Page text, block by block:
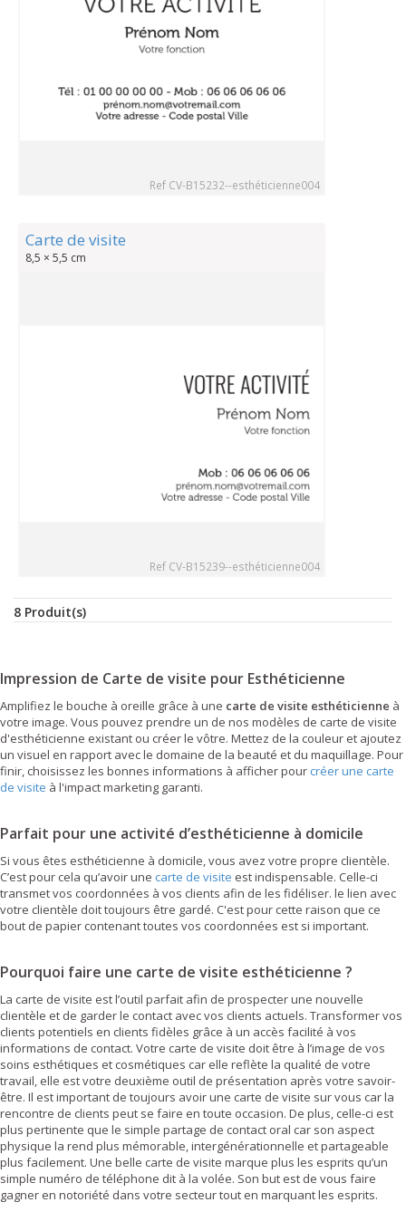
Ref CV-B15232--esthéticienne004
Carte de visite
8,5 × 5,5 cm
Ref CV-B15239--esthéticienne004
8 Produit(s)
Impression de Carte de visite pour Esthéticienne
Amplifiez le bouche à oreille grâce à une carte de visite esthéticienne à
votre image. Vous pouvez prendre un de nos modèles de carte de visite
d'esthéticienne existant ou créer le vôtre. Mettez de la couleur et ajoutez
un visuel en rapport avec le domaine de la beauté et du maquillage. Pour
finir, choisissez les bonnes informations à afficher pour créer une carte
de visite à l'impact marketing garanti.
Parfait pour une activité d’esthéticienne à domicile
Si vous êtes esthéticienne à domicile, vous avez votre propre clientèle.
C’est pour cela qu’avoir une carte de visite est indispensable. Celle-ci
transmet vos coordonnées à vos clients afin de les fidéliser. le lien avec
votre clientèle doit toujours être gardé. C'est pour cette raison que ce
bout de papier contenant toutes vos coordonnées est si important.
Pourquoi faire une carte de visite esthéticienne ?
La carte de visite est l’outil parfait afin de prospecter une nouvelle
clientèle et de garder le contact avec vos clients actuels. Transformer vos
clients potentiels en clients fidèles grâce à un accès facilité à vos
informations de contact. Votre carte de visite doit être à l’image de vos
soins esthétiques et cosmétiques car elle reflète la qualité de votre
travail, elle est votre deuxième outil de présentation après votre savoir-
être. Il est important de toujours avoir une carte de visite sur vous car la
rencontre de clients peut se faire en toute occasion. De plus, celle-ci est
plus pertinente que le simple partage de contact oral car son aspect
physique la rend plus mémorable, intergénérationnelle et partageable
plus facilement. Une belle carte de visite marque plus les esprits qu’un
simple numéro de téléphone dit à la volée. Son but est de vous faire
gagner en notoriété dans votre secteur tout en marquant les esprits.